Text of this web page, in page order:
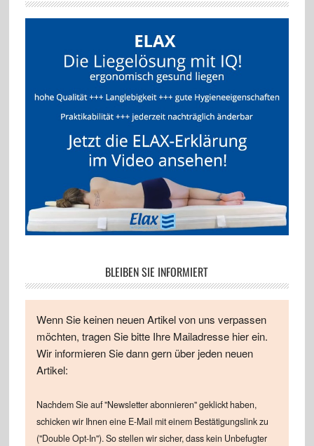
BLEIBEN SIE INFORMIERT
Wenn Sie keinen neuen Artikel von uns verpassen
möchten, tragen Sie bitte Ihre Mailadresse hier ein.
Wir informieren Sie dann gern über jeden neuen
Artikel:
Nachdem Sie auf "Newsletter abonnieren" geklickt haben,
schicken wir Ihnen eine E-Mail mit einem Bestätigungslink zu
("Double Opt-In"). So stellen wir sicher, dass kein Unbefugter